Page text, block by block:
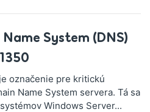
System (DNS)
označenie pre kritickú
Name System servera. Tá sa
Windows Server...